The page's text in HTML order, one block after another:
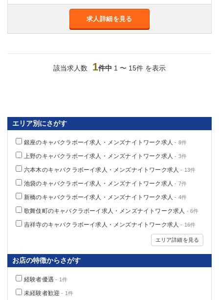
求人詳細を見る
該当求人数 1件中 1 〜 15件 を表示
エリア別にさがす
銀座のキャバクラボーイ求人・メンズナイトワーク求人 - 8件
上野のキャバクラボーイ求人・メンズナイトワーク求人 - 3件
六本木のキャバクラボーイ求人・メンズナイトワーク求人 - 13件
池袋のキャバクラボーイ求人・メンズナイトワーク求人 - 7件
新橋のキャバクラボーイ求人・メンズナイトワーク求人 - 4件
歌舞伎町のキャバクラボーイ求人・メンズナイトワーク求人 - 6件
吉祥寺のキャバクラボーイ求人・メンズナイトワーク求人 - 16件
エリア詳細を見る
お店の特徴からさがす
経験者優遇 - 1件
未経験者歓迎 - 1件
水道橋
久米川
神奈川県
関内
横浜
武蔵小杉
橋本
小田原
横浜・桜木町
関内・馬車道・日ノ出町 武蔵新城
元住吉
茅ヶ崎
厚木
埼玉県